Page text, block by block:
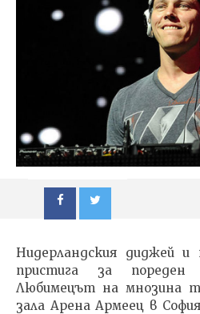
Нидерландския диджей и
пристига за
Любимецът на мнозина
зала Арена Армеец в